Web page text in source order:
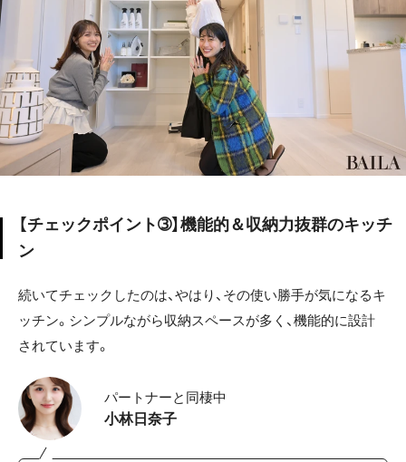
【チェックポイント➂】機能的＆収納力抜群のキッチ
ン
続いてチェックしたのは、やはり、その使い勝手が気になるキ
ッチン。シンプルながら収納スペースが多く、機能的に設計
されています。
パートナーと同棲中
小林日奈子